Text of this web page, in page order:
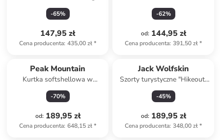
w kolorze fioletowym
-65%
147,95 zł
Cena producenta: 435,00 zł*
kolorze turkusowo-zielonym
-62%
od: 144,95 zł
Cena producenta: 391,50 zł*
Peak Mountain
Kurtka softshellowa w
kolorze żółtym
-70%
od: 189,95 zł
Cena producenta: 648,15 zł*
Jack Wolfskin
Szorty turystyczne "Hikeout"
w kolorze czarnym
-45%
od: 189,95 zł
Cena producenta: 348,00 zł*